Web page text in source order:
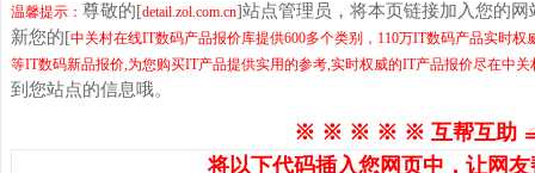
温馨提示： 尊敬的[detail.zol.com.cn]站点管理员，将本页链接加入您的
新您的[中关村在线IT数码产品报价库提供600多个类别，110万IT数码产品实时
等IT数码新品报价,为您购买IT产品提供实用的参考,实时权威的IT产品报价尽在中关
到您站点的信息哦。
※ ※ ※ ※ ※ 互帮互助
将以下代码插入您网页中，让网